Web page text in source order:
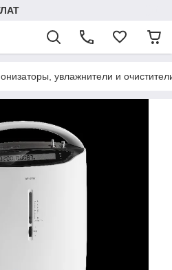
увлажнители и